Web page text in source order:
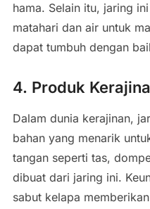
hama. Selain itu, jaring
matahari dan air untuk
dapat tumbuh dengan
4. Produk
Dalam dunia kerajinan,
bahan yang menarik
tangan seperti tas,
dibuat dari jaring ini.
sabut kelapa